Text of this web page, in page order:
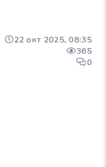
22 окт 2025, 08:35
365
0